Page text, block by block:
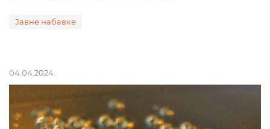
Јавне набавке
04.04.2024.